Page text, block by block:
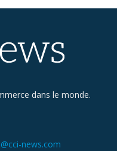
dans le monde.
news.com